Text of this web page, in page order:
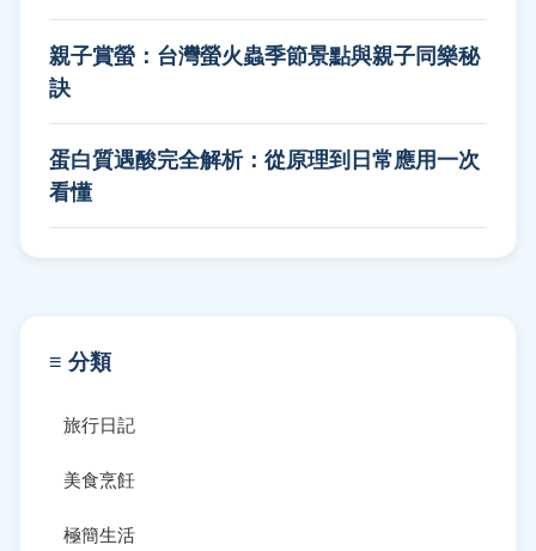
親子賞螢：台灣螢火蟲季節景點與親子同樂秘
訣
蛋白質遇酸完全解析：從原理到日常應用一次
看懂
≡ 分類
旅行日記
美食烹飪
極簡生活